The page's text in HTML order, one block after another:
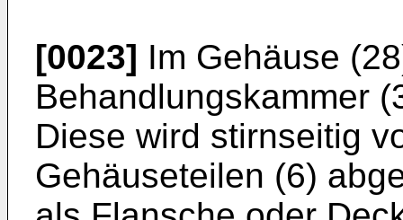
[0023] Im Gehäuse
Behandlungskammer
Diese wird stirnseitig
Gehäuseteilen (6)